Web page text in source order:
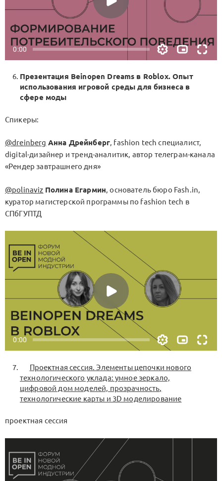
Презентация Beinopen Dreams в Roblox. Опыт
использования игровой среды для бизнеса в
сфере моды
Спикеры:
@dreinberg Анна Дрейнберг, fashion tech специалист,
digital-дизайнер и тренд-аналитик, автор телеграм-канала
«Рендер завтрашнего дня»
@polinaviz Полина Егармин, основатель бюро Fash.in,
куратор магистерской программы по fashion tech в
СПбГУПТД
Проектная сессия. Элементы цепочки нового
технологического уклада: умное зеркало,
цифровой дом моделей, прозрачность,
технологические карты и 3D моделирование
проектная сессия